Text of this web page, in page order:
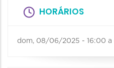
HORÁRIOS
dom, 08/06/2025 - 16:00 a